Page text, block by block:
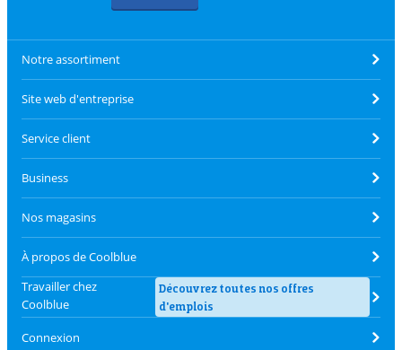
Notre assortiment
Site web d'entreprise
Service client
Business
Nos magasins
À propos de Coolblue
Travailler chez
Coolblue
Découvrez toutes nos offres
d'emplois
Connexion